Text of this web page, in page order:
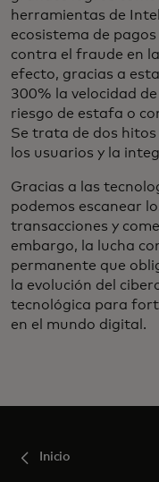
herramientas de
ecosistema de
contra el fraude en
efecto, gracias a
300% la velocidad
riesgo de estafa o
Se trata de dos
los usuarios y la
Gracias a las
podemos escanear
transacciones y
embargo, la lucha
permanente que
la evolución del
tecnológica para
en el mundo digital.
Inicio